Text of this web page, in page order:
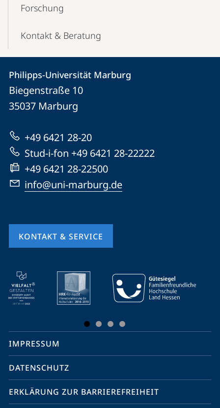
Forschung
Kontakt & Beratung
Kontakt
und
Informationen
zur
Website
Kontaktinformationen
Philipps-
Universität
Marburg
Philipps-Universität Marburg
Biegenstraße 10
35037 Marburg
+49 6421 28-20
Stud-i-fon +49 6421 28-22222
+49 6421 28-22500
info@uni-marburg.de
KONTAKT & SERVICE
Mobile-
Service-
Navigation
Social
Media
Kontakte
IMPRESSUM
DATENSCHUTZ
ERKLÄRUNG ZUR BARRIEREFREIHEIT